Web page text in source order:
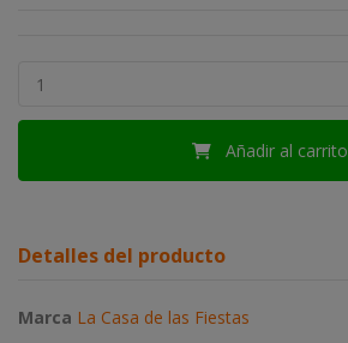
Añadir al carrito
Detalles del producto
Marca La Casa de las Fiestas